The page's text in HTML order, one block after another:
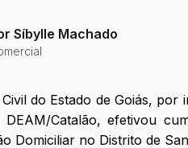
Síbylle Machado
do Estado de Goiás, por
Catalão, efetivou
Domiciliar no Distrito de